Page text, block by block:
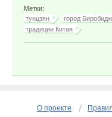
Метки:
тунцзян
город
традиции Китая
О проекте